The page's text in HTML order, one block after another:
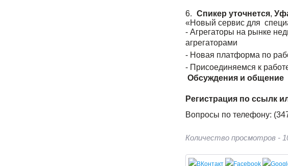
6. Спикер уточнется,
«Новый сервис для
- Агрегаторы на рынке
агрегаторами
- Новая платформа по
- Присоединяемся к
Обсуждения и общение
Регистрация по ссылк
Вопросы по телефону:
Количество просмотров -